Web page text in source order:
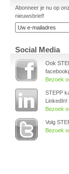
Abonneer je nu op
nieuwsbrief!
Social Media
Ook
Bezoek
STEPP
LinkedIn!
Bezoek
Volg
Bezoek